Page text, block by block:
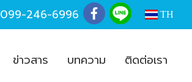
099-246-6996 TH
ข่าวสาร บทความ ติดต่อเรา